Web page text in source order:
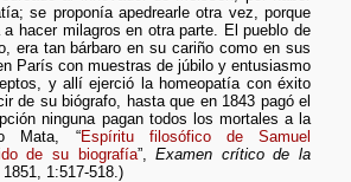
se proponía apedrearle otra vez, porque
a hacer milagros en otra parte. El pueblo de
era tan bárbaro en su cariño como en sus
París con muestras de júbilo y entusiasmo
y allí ejerció la homeopatía con éxito
de su biógrafo, hasta que en 1843 pagó el
ninguna pagan todos los mortales a la
Mata, “Espíritu filosófico de Samuel
de su biografía”,Examen crítico de la
1851, 1:517-518.)